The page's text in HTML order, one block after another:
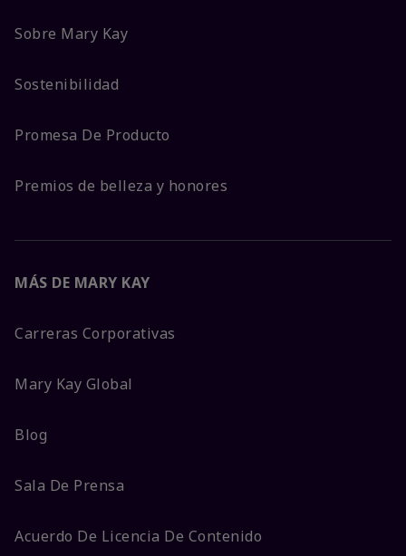
Sobre Mary Kay
Sostenibilidad
Promesa De Producto
Premios de belleza y honores
MÁS DE MARY KAY
Carreras Corporativas
Mary Kay Global
Blog
Sala De Prensa
Acuerdo De Licencia De Contenido